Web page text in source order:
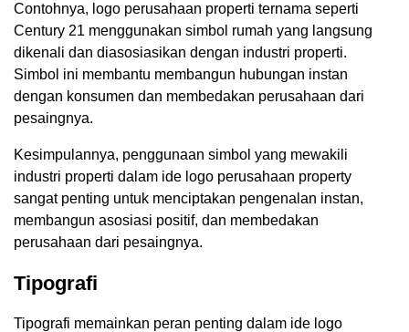
Contohnya, logo perusahaan properti ternama seperti
Century 21 menggunakan simbol rumah yang langsung
dikenali dan diasosiasikan dengan industri properti.
Simbol ini membantu membangun hubungan instan
dengan konsumen dan membedakan perusahaan dari
pesaingnya.
Kesimpulannya, penggunaan simbol yang mewakili
industri properti dalam ide logo perusahaan property
sangat penting untuk menciptakan pengenalan instan,
membangun asosiasi positif, dan membedakan
perusahaan dari pesaingnya.
Tipografi
Tipografi memainkan peran penting dalam ide logo